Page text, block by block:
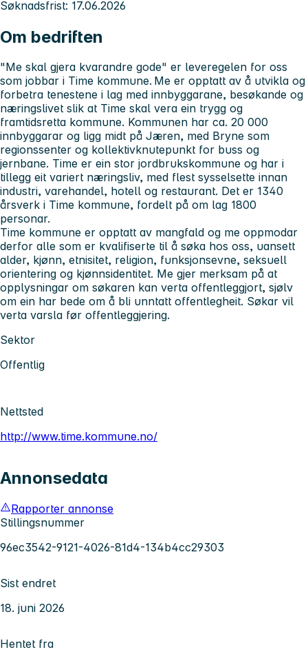
Søknadsfrist: 17.06.2026
Om bedriften
"Me skal gjera kvarandre gode" er leveregelen for oss
som jobbar i Time kommune. Me er opptatt av å utvikla og
forbetra tenestene i lag med innbyggarane, besøkande og
næringslivet slik at Time skal vera ein trygg og
framtidsretta kommune. Kommunen har ca. 20 000
innbyggarar og ligg midt på Jæren, med Bryne som
regionssenter og kollektivknutepunkt for buss og
jernbane. Time er ein stor jordbrukskommune og har i
tillegg eit variert næringsliv, med flest sysselsette innan
industri, varehandel, hotell og restaurant. Det er 1340
årsverk i Time kommune, fordelt på om lag 1800
personar.
Time kommune er opptatt av mangfald og me oppmodar
derfor alle som er kvalifiserte til å søka hos oss, uansett
alder, kjønn, etnisitet, religion, funksjonsevne, seksuell
orientering og kjønnsidentitet. Me gjer merksam på at
opplysningar om søkaren kan verta offentleggjort, sjølv
om ein har bede om å bli unntatt offentlegheit. Søkar vil
verta varsla før offentleggjering.
Sektor
Offentlig
Nettsted
http://www.time.kommune.no/
Annonsedata
Rapporter annonse
Stillingsnummer
96ec3542-9121-4026-81d4-134b4cc29303
Sist endret
18. juni 2026
Hentet fra